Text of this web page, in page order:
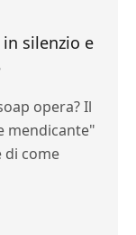
silenzio e
opera? Il
mendicante"
di come